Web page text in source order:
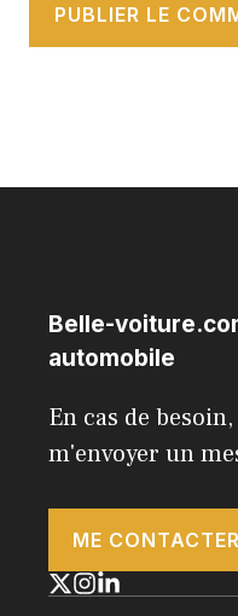
Belle-
automobile
En cas de
m'envoyer un
ME CONTACTER